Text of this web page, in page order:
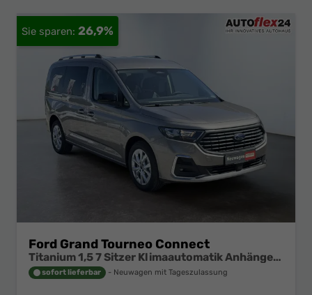
26,9%
Ford Grand Tourneo Connect
Titanium 1,5 7 Sitzer Klimaautomatik Anhängerkupplung Sitzheizung Einparkhilfe Kamera 17 Zoll Leichtmetall ACC
sofort lieferbar Neuwagen mit Tageszulassung